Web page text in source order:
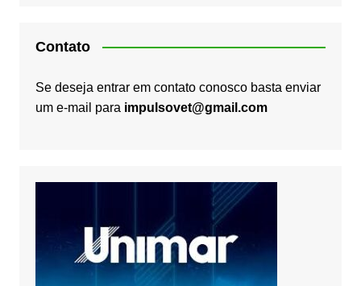
Contato
Se deseja entrar em contato conosco basta enviar
um e-mail para impulsovet@gmail.com